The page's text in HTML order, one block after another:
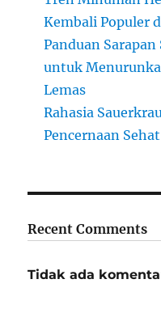
Kembali Populer
Panduan
untuk
Lemas
Rahasia
Pencernaan
Recent Comments
Tidak ada